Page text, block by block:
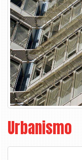
Urbanismo